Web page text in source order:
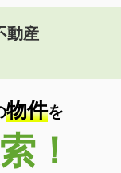
動産
物件を
！